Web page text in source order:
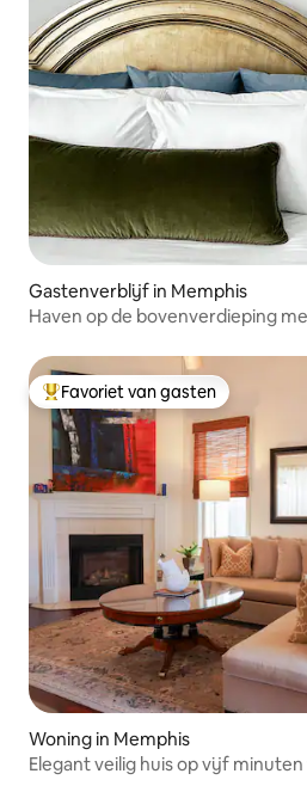
Gastenverblijf in Memphis
Haven op de bovenverdieping
Topfavoriet van gasten
Favoriet van gasten
Woning in Memphis
Elegant veilig huis op vijf